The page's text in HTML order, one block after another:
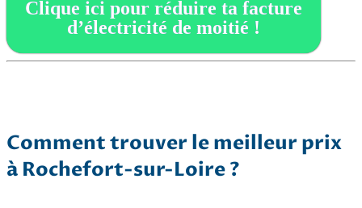
Clique ici pour réduire ta facture
d’électricité de moitié !
Comment trouver le meilleur prix
à Rochefort-sur-Loire ?